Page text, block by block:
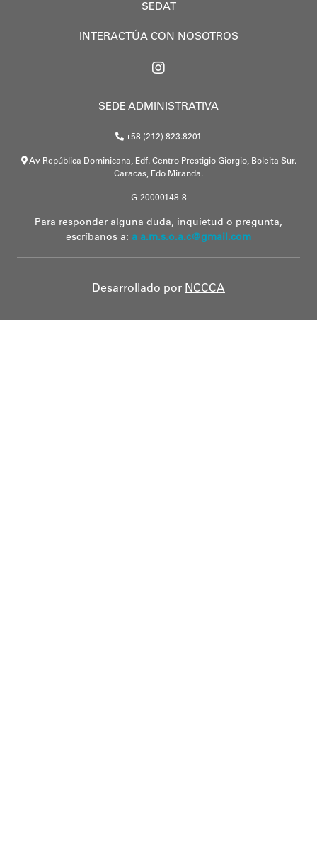
SEDAT
INTERACTÚA CON NOSOTROS
SEDE ADMINISTRATIVA
+58 (212) 823.8201
Av República Dominicana, Edf. Centro Prestigio Giorgio, Boleita Sur.
Caracas, Edo Miranda.
G-20000148-8
Para responder alguna duda, inquietud o pregunta,
escríbanos a: a a.m.s.o.a.c@gmail.com
Desarrollado por NCCCA